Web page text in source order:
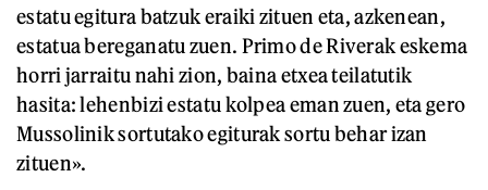
estatu egitura batzuk eraiki zituen eta, azkenean,
estatua bereganatu zuen. Primo de Riverak eskema
horri jarraitu nahi zion, baina etxea teilatutik
hasita: lehenbizi estatu kolpea eman zuen, eta gero
Mussolinik sortutako egiturak sortu behar izan
zituen».